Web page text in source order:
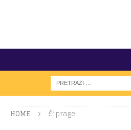
HOME Šiprage